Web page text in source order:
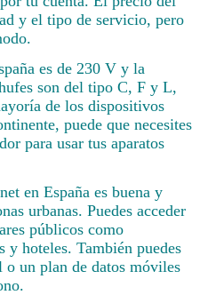
y el tipo de servicio, pero
es de 230 V y la
son del tipo C, F y L,
de los dispositivos
puede que necesites
para usar tus aparatos
en España es buena y
urbanas. Puedes acceder
públicos como
y hoteles. También puedes
un plan de datos móviles